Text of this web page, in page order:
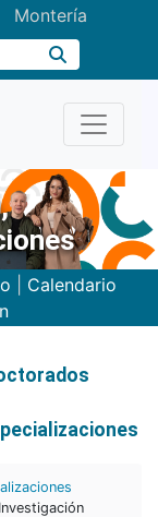
Montería
Calendario